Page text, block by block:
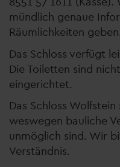
mündlich genaue
Räumlichkeiten geben.
Das Schloss verfügt
Die Toiletten sind
eingerichtet.
Das Schloss
weswegen bauliche
unmöglich sind. Wir
Verständnis.